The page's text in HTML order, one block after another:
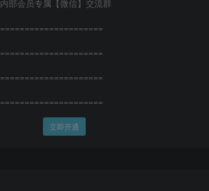
内部会员专属【微信】交流群
=====================
=====================
=====================
=====================
立即开通